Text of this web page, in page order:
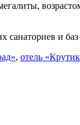
санаториев и
, отель